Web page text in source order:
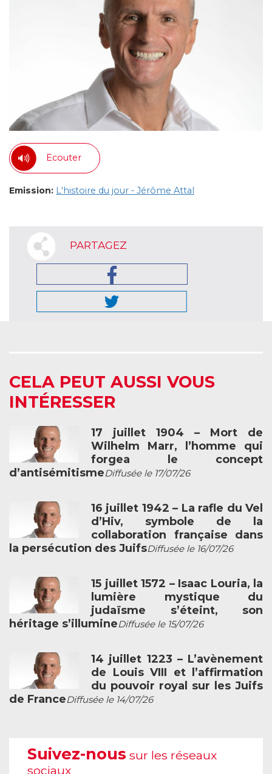
Ecouter
Emission: L'histoire du jour - Jérôme Attal
PARTAGEZ
CELA PEUT AUSSI VOUS
INTÉRESSER
17 juillet 1904 – Mort de
Wilhelm Marr, l’homme qui
forgea le concept
d’antisémitismeDiffusée le 17/07/26
16 juillet 1942 – La rafle du Vel
d’Hiv, symbole de la
collaboration française dans
la persécution des JuifsDiffusée le 16/07/26
15 juillet 1572 – Isaac Louria, la
lumière mystique du
judaïsme s’éteint, son
héritage s’illumineDiffusée le 15/07/26
14 juillet 1223 – L’avènement
de Louis VIII et l’affirmation
du pouvoir royal sur les Juifs
de FranceDiffusée le 14/07/26
Suivez-nous sur les réseaux
sociaux